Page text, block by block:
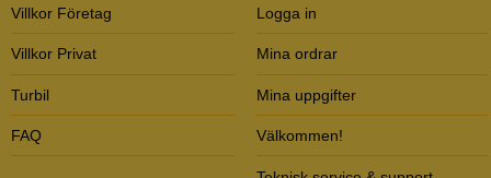
Villkor Företag
Villkor Privat
Turbil
FAQ
Logga in
Mina ordrar
Mina uppgifter
Välkommen!